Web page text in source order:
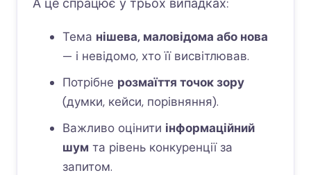
А це спрацює у трьох випадках:
Тема нішева, маловідома або нова
— і невідомо, хто її висвітлював.
Потрібне розмаїття точок зору
(думки, кейси, порівняння).
Важливо оцінити інформаційний
шум та рівень конкуренції за
запитом.